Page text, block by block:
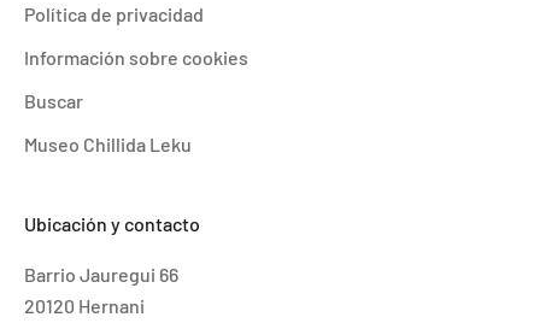
Política de privacidad
Información sobre cookies
Buscar
Museo Chillida Leku
Ubicación y contacto
Barrio Jauregui 66
20120 Hernani